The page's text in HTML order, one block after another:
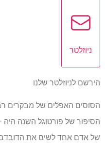
ניוזלטר
הירשם לניוזלטר שלנו
הסיפור של פורטוגל השנה
של אדם אחד לשים את הדובדבן